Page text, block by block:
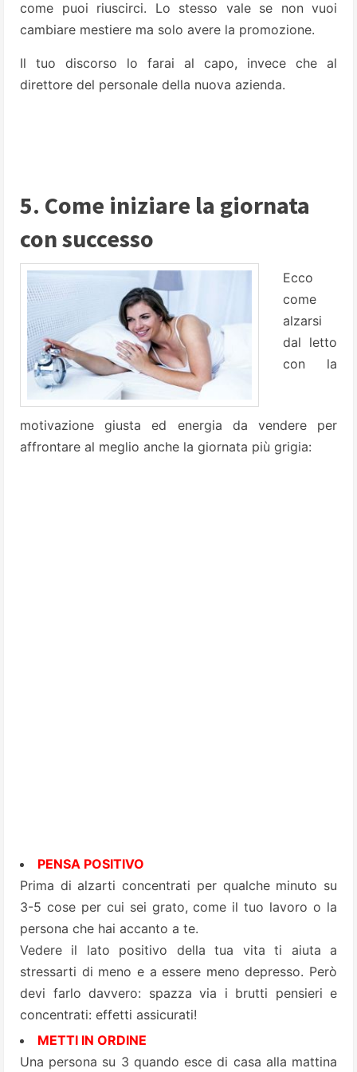
come puoi riuscirci. Lo stesso vale se non vuoi
cambiare mestiere ma solo avere la promozione.
Il tuo discorso lo farai al capo, invece che al
direttore del personale della nuova azienda.
5. Come iniziare la giornata
con successo
Ecco
come
alzarsi
dal letto
con la
motivazione giusta ed energia da vendere per
affrontare al meglio anche la giornata più grigia:
PENSA POSITIVO
Prima di alzarti concentrati per qualche minuto su
3-5 cose per cui sei grato, come il tuo lavoro o la
persona che hai accanto a te.
Vedere il lato positivo della tua vita ti aiuta a
stressarti di meno e a essere meno depresso. Però
devi farlo davvero: spazza via i brutti pensieri e
concentrati: effetti assicurati!
METTI IN ORDINE
Una persona su 3 quando esce di casa alla mattina